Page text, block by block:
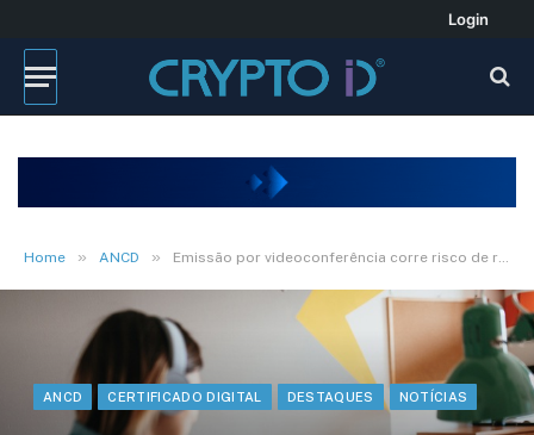
Login
Home » ANCD » Emissão por videoconferência corre risco de retrocesso, alertam Autoridades Certificadoras
ANCD CERTIFICADO DIGITAL DESTAQUES NOTÍCIAS